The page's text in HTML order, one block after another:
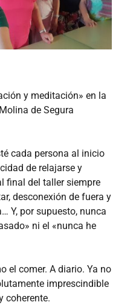
y meditación» en la
de Segura
cada persona al inicio
de relajarse y
final del taller siempre
desconexión de fuera y
Y, por supuesto, nunca
ni el «nunca he
el comer. A diario. Ya no
imprescindible
coherente.